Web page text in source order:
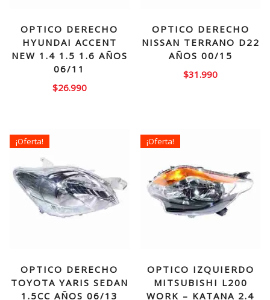
OPTICO DERECHO
HYUNDAI ACCENT
NEW 1.4 1.5 1.6 AÑOS
06/11
$26.990
OPTICO DERECHO
NISSAN TERRANO D22
AÑOS 00/15
$31.990
¡Oferta!
OPTICO DERECHO
TOYOTA YARIS SEDAN
1.5CC AÑOS 06/13
¡Oferta!
OPTICO IZQUIERDO
MITSUBISHI L200
WORK – KATANA 2.4